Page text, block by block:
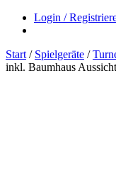
Login /
Start / Spielgeräte /
inkl. Baumhaus